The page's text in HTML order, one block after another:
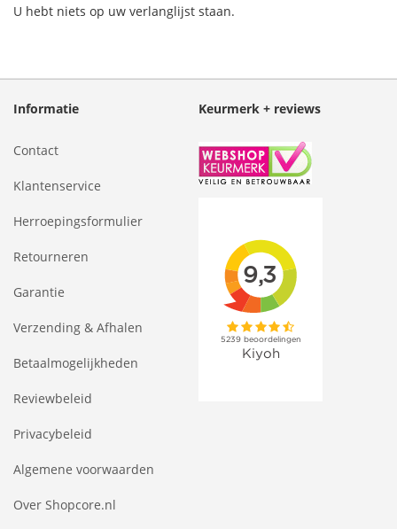
U hebt niets op uw verlanglijst staan.
Informatie
Contact
Klantenservice
Herroepingsformulier
Retourneren
Garantie
Verzending & Afhalen
Betaalmogelijkheden
Reviewbeleid
Privacybeleid
Algemene voorwaarden
Over Shopcore.nl
Keurmerk + reviews